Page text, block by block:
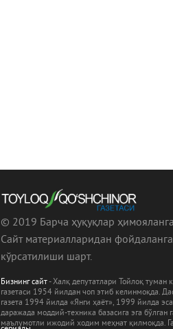
© 2019 Барча ҳуқуқлар
Сайт материалларидан
кўрсатилиши шарт.
Бизнинг сайт- Халқ депутатлари Тойлоқ
газетаси 1954 йилдан чоп этиб келинмоқда.
газета 1994 йилда «Янги ҳаёт», 1999 йилда
даражада моддий-техника базасига эга
маълумотли ижодий ходим меҳнат қилмоқда.